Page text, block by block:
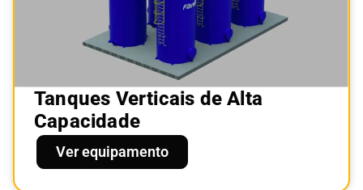
Tanques Verticais de Alta
Capacidade
Ver equipamento